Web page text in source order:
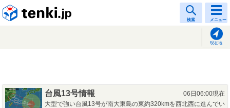
検索 メニュー
現在地
台風13号情報
06日06:00現在
大型で強い台風13号が南大東島の東約320kmを西北西に進んでい